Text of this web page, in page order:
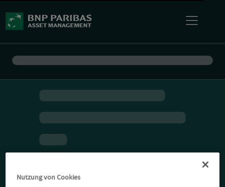
Nutzung von Cookies